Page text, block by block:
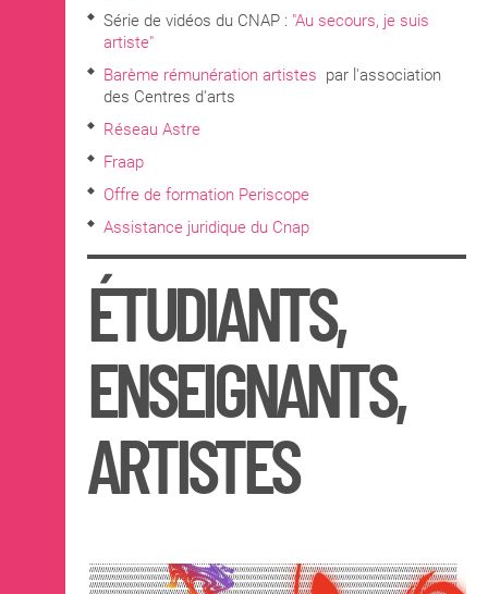
Série de vidéos du CNAP : "Au secours, je suis
artiste"
Barème rémunération artistes par l'association
des Centres d'arts
Réseau Astre
Fraap
Offre de formation Periscope
Assistance juridique du Cnap
ÉTUDIANTS,
ENSEIGNANTS,
ARTISTES